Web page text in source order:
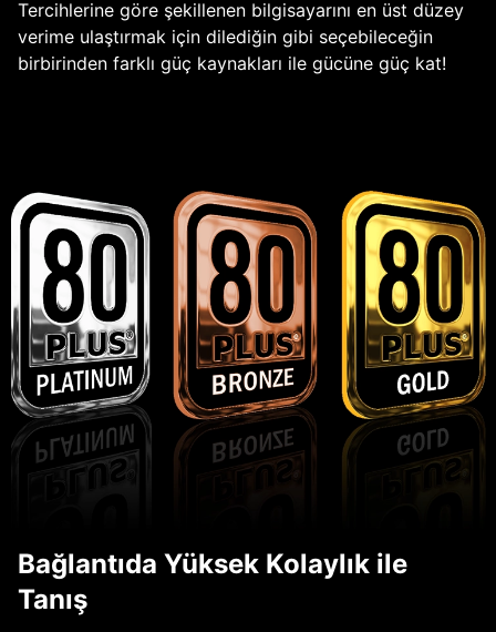
Tercihlerine göre şekillenen bilgisayarını en üst düzey
verime ulaştırmak için dilediğin gibi seçebileceğin
birbirinden farklı güç kaynakları ile gücüne güç kat!
Bağlantıda Yüksek Kolaylık ile
Tanış